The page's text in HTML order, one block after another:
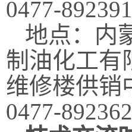
0477-
地点：内
制油化工有
维修楼供销
0477-